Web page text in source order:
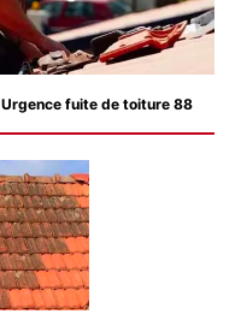
Urgence fuite de toiture 88